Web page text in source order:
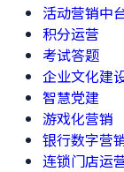
活动营销中
积分运营
考试答题
企业文化建
智慧党建
游戏化营销
银行数字营
连锁门店运